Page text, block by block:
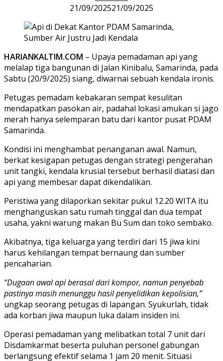
21/09/202521/09/2025
HARIANKALTIM.COM – Upaya pemadaman api yang
melalap tiga bangunan di Jalan Kinibalu, Samarinda, pada
Sabtu (20/9/2025) siang, diwarnai sebuah kendala ironis.
Petugas pemadam kebakaran sempat kesulitan
mendapatkan pasokan air, padahal lokasi amukan si jago
merah hanya selemparan batu dari kantor pusat PDAM
Samarinda.
Kondisi ini menghambat penanganan awal. Namun,
berkat kesigapan petugas dengan strategi pengerahan
unit tangki, kendala krusial tersebut berhasil diatasi dan
api yang membesar dapat dikendalikan.
Peristiwa yang dilaporkan sekitar pukul 12.20 WITA itu
menghanguskan satu rumah tinggal dan dua tempat
usaha, yakni warung makan Bu Sum dan toko sembako.
Akibatnya, tiga keluarga yang terdiri dari 15 jiwa kini
harus kehilangan tempat bernaung dan sumber
pencaharian.
“Dugaan awal api berasal dari kompor, namun penyebab
pastinya masih menunggu hasil penyelidikan kepolisian,”
ungkap seorang petugas di lapangan. Syukurlah, tidak
ada korban jiwa maupun luka dalam insiden ini.
Operasi pemadaman yang melibatkan total 7 unit dari
Disdamkarmat beserta puluhan personel gabungan
berlangsung efektif selama 1 jam 20 menit. Situasi